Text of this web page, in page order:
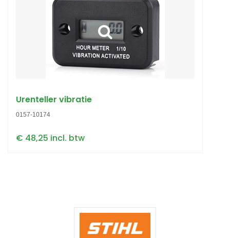
Urenteller vibratie
0157-10174
€ 48,25 incl. btw